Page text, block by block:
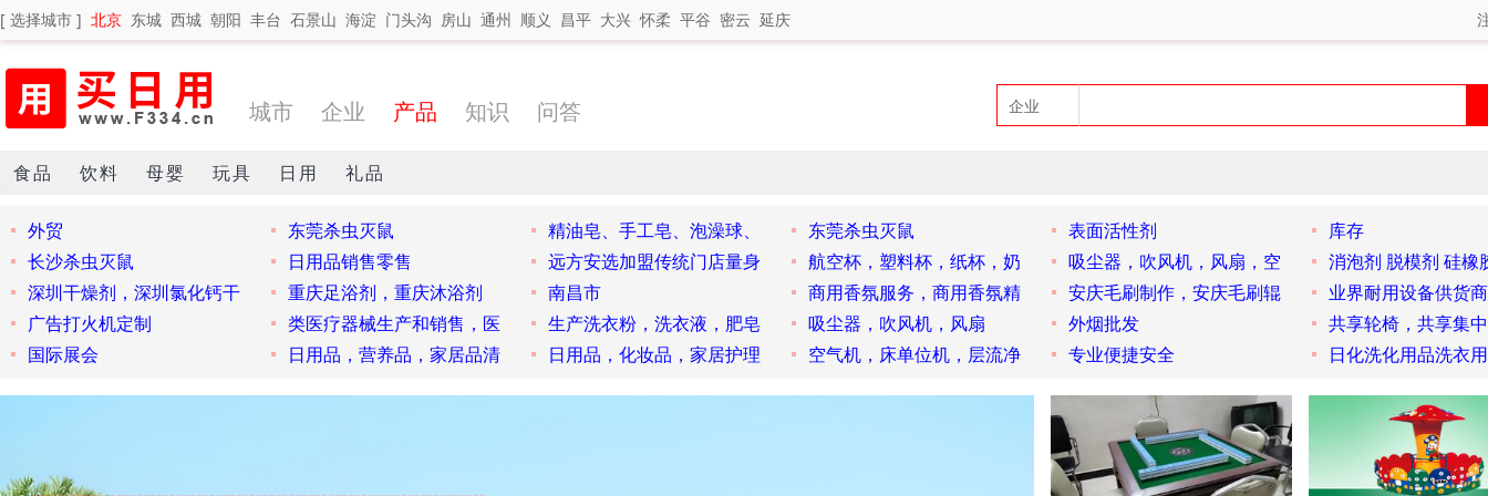
[ 选择城市 ] 北京 东城 西城 朝阳 丰台 石景山 海淀 门头沟 房山 通州 顺义 昌平 大兴 怀柔 平谷 密云 延庆
城市 企业 产品 知识 问答
食品 饮料 母婴 玩具 日用 礼品
外贸 东莞杀虫灭鼠 精油皂、手工皂、泡澡球、 东莞杀虫灭鼠 表面活性剂
库存
长沙杀虫灭鼠
日用品销售零售 远方安选加盟传统门店量身 航空杯，塑料杯，纸杯，奶 吸尘器，吹风机，风扇，空
消泡剂 脱模剂 硅橡
深圳干燥剂，深圳氯化钙干
重庆足浴剂，重庆沐浴剂 南昌市 商用香氛服务，商用香氛精 安庆毛刷制作，安庆毛刷辊
业界耐用设备供货商
广告打火机定制
类医疗器械生产和销售，医 生产洗衣粉，洗衣液，肥皂 吸尘器，吹风机，风扇 外烟批发
共享轮椅，共享集
国际展会
日用品，营养品，家居品清 日用品，化妆品，家居护理 空气机，床单位机，层流净 专业便捷安全 日化洗化用品洗衣